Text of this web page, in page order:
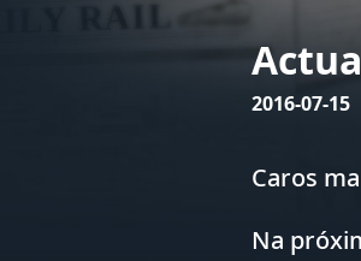
2016-07-15
Caros
Na